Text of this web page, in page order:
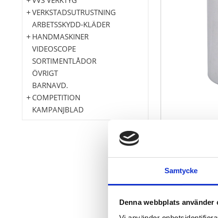
Samtycke
Denna webbplats använder
Torx-E
Innerfyrkant
Långt
för manuell
VERKSTADSUTRUSTNING
ARBETSSKYDD-KLÄDER
HANDMASKINER
VIDEOSCOPE
SORTIMENTLÅDOR
ÖVRIGT
BARNAVD.
COMPETITION
KAMPANJBLAD